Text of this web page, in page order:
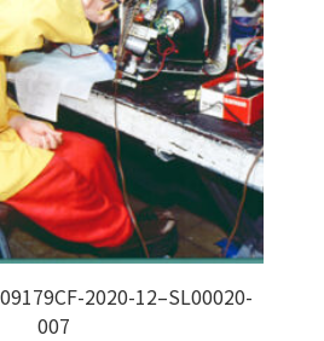
2020-12–SL00020-
007